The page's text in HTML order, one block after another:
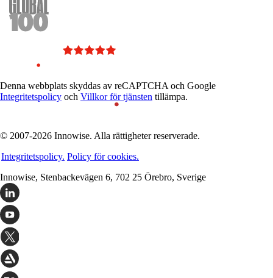
Denna webbplats skyddas av reCAPTCHA och Google
Integritetspolicy och Villkor för tjänsten tillämpa.
© 2007-2026 Innowise. Alla rättigheter reserverade.
Integritetspolicy. Policy för cookies.
Innowise, Stenbackevägen 6, 702 25 Örebro, Sverige